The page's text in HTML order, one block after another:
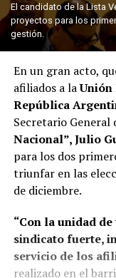
El candidato de la Lista
proyectos para los
gestión.
En un gran acto,
afiliados a laUnión
República
Secretario General
Nacional”, Julio
para los dos
triunfar en las
de diciembre.
“Con la unidad
sindicato fuerte,
servicio de los
realizado en el